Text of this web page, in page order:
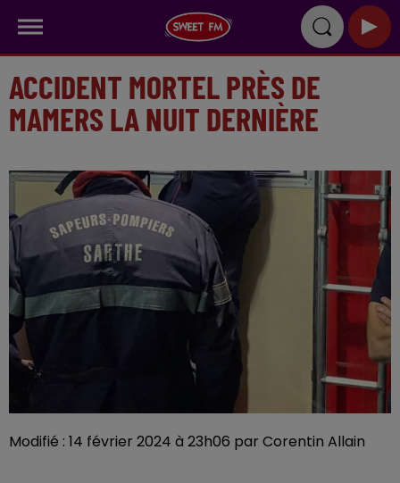
ACCIDENT MORTEL PRÈS DE
MAMERS LA NUIT DERNIÈRE
Modifié : 14 février 2024 à 23h06 par Corentin Allain